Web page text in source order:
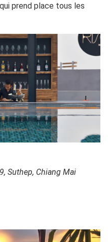
qui prend place tous les
Suthep, Chiang Mai